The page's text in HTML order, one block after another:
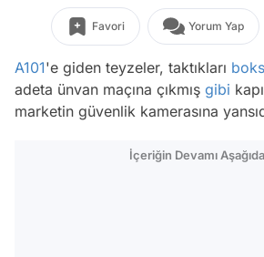
Favori Yorum Yap
A101'e giden teyzeler, taktıkları boks
adeta ünvan maçına çıkmış gibi
marketin güvenlik kamerasına
İçeriğin Devamı Aşağıda